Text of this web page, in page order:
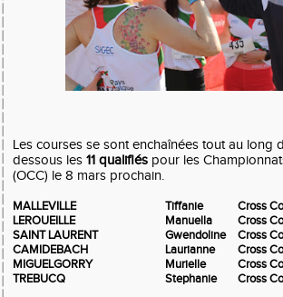
Les courses se sont enchaînées tout au long
dessous les 11 qualifiés pour les
(OCC) le 8 mars prochain.
MALLEVILLE Tiffanie
Cross
LEROUEILLE
Manuella
Cross
SAINT LAURENT
Gwendoline
Cross
CAMIDEBACH
Laurianne
Cross
MIGUELGORRY
Murielle
Cross
TREBUCQ
Stephanie
Cross